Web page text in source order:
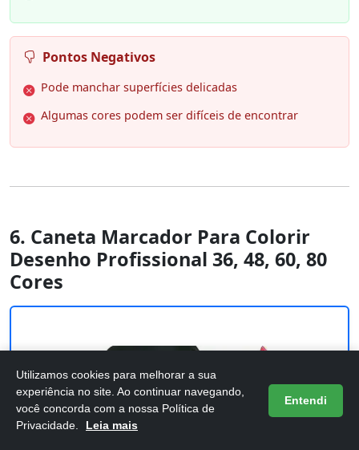
Pontos Negativos
Pode manchar superfícies delicadas
Algumas cores podem ser difíceis de encontrar
6. Caneta Marcador Para Colorir
Desenho Profissional 36, 48, 60, 80
Cores
Utilizamos cookies para melhorar a sua
experiência no site. Ao continuar navegando,
você concorda com a nossa Política de
Privacidade.
Leia mais
Entendi